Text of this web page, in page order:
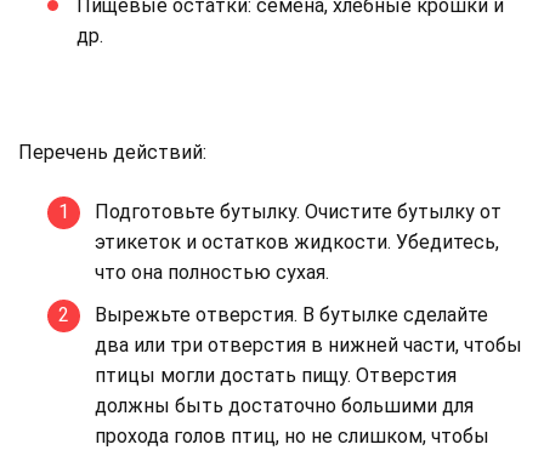
Пищевые остатки: семена, хлебные крошки и
др.
Перечень действий:
Подготовьте бутылку. Очистите бутылку от
этикеток и остатков жидкости. Убедитесь,
что она полностью сухая.
Вырежьте отверстия. В бутылке сделайте
два или три отверстия в нижней части, чтобы
птицы могли достать пищу. Отверстия
должны быть достаточно большими для
прохода голов птиц, но не слишком, чтобы